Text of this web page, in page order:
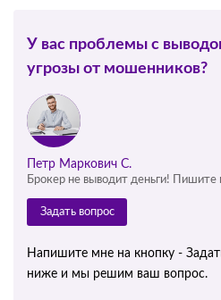
У вас проблемы с
угрозы от мошенников?
Петр Маркович С.
Брокер не выводит деньги! Пишите
Задать вопрос
Напишите мне на кнопку -
ниже и мы решим ваш вопрос.